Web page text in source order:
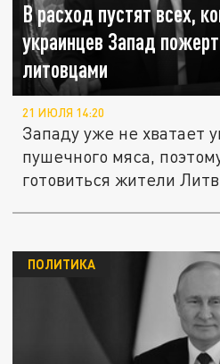
В расход пустят всех,
украинцев Запад
литовцами
21 ИЮЛЯ 14:20
Западу уже не хватает
пушечного мяса,
готовиться жители
ПОЛИТИКА